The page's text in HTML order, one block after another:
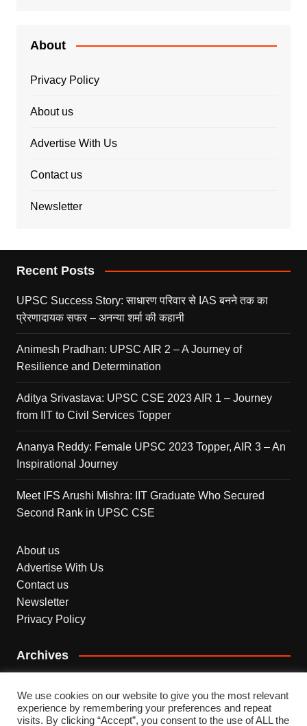
About
Privacy Policy
About us
Advertise With Us
Contact us
Newsletter
Recent Posts
UPSC Success Story: साधारण परिवार से IAS बनने तक का
प्रेरणादायक सफर – अनन्या शर्मा की कहानी
Animesh Pradhan: UPSC AIR 2 – A Journey of
Resilience and Determination
Aditya Srivastava: UPSC CSE 2023 AIR 1 – Journey
from IIT to Civil Services Topper
Ananya Reddy: Female UPSC 2023 Topper, AIR 3 – An
Inspirational Journey
Meet IFS Arushi Mishra: IIT Graduate Who Secured
Second Rank in UPSC CSE
About us
Advertise With Us
Contact us
Newsletter
Privacy Policy
Archives
We use cookies on our website to give you the most relevant
experience by remembering your preferences and repeat
visits. By clicking “Accept”, you consent to the use of ALL the